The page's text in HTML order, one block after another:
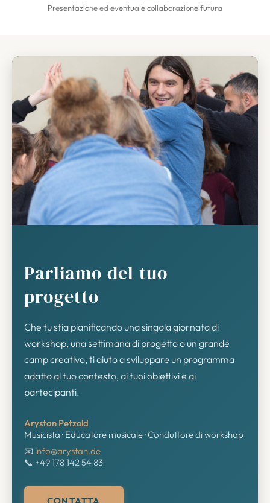
Presentazione ed eventuale collaborazione futura
Parliamo del tuo
progetto
Che tu stia pianificando una singola giornata di
workshop, una settimana di progetto o un grande
camp creativo, ti aiuto a sviluppare un programma
adatto al tuo contesto, ai tuoi obiettivi e ai
partecipanti.
Arystan Petzold
Musicista · Educatore musicale · Conduttore di workshop
📧 info@arystan.de
📞 +49 178 142 54 83